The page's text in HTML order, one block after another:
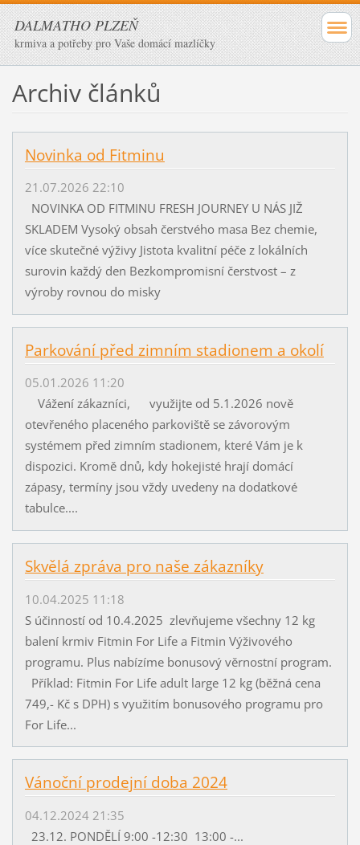
DALMATHO PLZEŇ
krmiva a potřeby pro Vaše domácí mazlíčky
Archiv článků
Novinka od Fitminu
21.07.2026 22:10
NOVINKA OD FITMINU FRESH JOURNEY U NÁS JIŽ
SKLADEM Vysoký obsah čerstvého masa Bez chemie,
více skutečné výživy Jistota kvalitní péče z lokálních
surovin každý den Bezkompromisní čerstvost – z
výroby rovnou do misky
Parkování před zimním stadionem a okolí
05.01.2026 11:20
Vážení zákazníci, využijte od 5.1.2026 nově
otevřeného placeného parkoviště se závorovým
systémem před zimním stadionem, které Vám je k
dispozici. Kromě dnů, kdy hokejisté hrají domácí
zápasy, termíny jsou vždy uvedeny na dodatkové
tabulce....
Skvělá zpráva pro naše zákazníky
10.04.2025 11:18
S účinností od 10.4.2025 zlevňujeme všechny 12 kg
balení krmiv Fitmin For Life a Fitmin Výživového
programu. Plus nabízíme bonusový věrnostní program.
Příklad: Fitmin For Life adult large 12 kg (běžná cena
749,- Kč s DPH) s využitím bonusového programu pro
For Life...
Vánoční prodejní doba 2024
04.12.2024 21:35
23.12. PONDĚLÍ 9:00 -12:30 13:00 -...